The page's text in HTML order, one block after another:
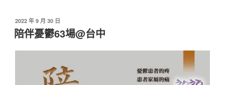
發
佈
於
2022 年 9 月 30 日
陪伴憂鬱63場@台中